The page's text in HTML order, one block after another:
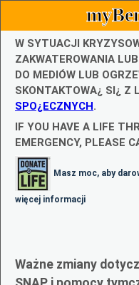
W SYTUACJI
ZAKWATEROWANIA
DO MEDIÓW LUB
SKONTAKTOWA¿ SI¿ Z
SPO¿ECZNYCH.
IF YOU HAVE A LIFE
EMERGENCY, PLEASE
Masz moc, aby
więcej informacji
Ważne zmiany